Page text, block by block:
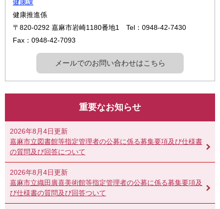
健康課
健康推進係
〒820-0292 嘉麻市岩崎1180番地1
Tel：0948-42-7430
Fax：0948-42-7093
メールでのお問い合わせはこちら
重要なお知らせ
2026年8月4日更新
嘉麻市立図書館等指定管理者の公募に係る募集要項及び仕様書
の質問及び回答について
2026年8月4日更新
嘉麻市立織田廣喜美術館等指定管理者の公募に係る募集要項及
び仕様書の質問及び回答ついて